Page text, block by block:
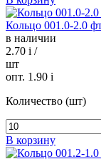
Кольцо 001.0-2.0
в наличии
2.70 i /
шт
опт. 1.90 i
Количество (шт)
В корзину